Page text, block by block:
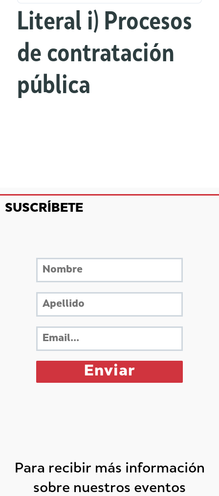
Literal i) Procesos
de contratación
pública
SUSCRÍBETE
Para recibir más información
sobre nuestros eventos